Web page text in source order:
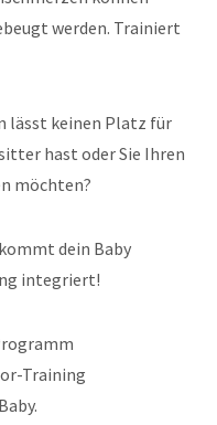
werden. Trainiert
lässt keinen Platz für
hast oder Sie Ihren
möchten?
dein Baby
integriert!
Training